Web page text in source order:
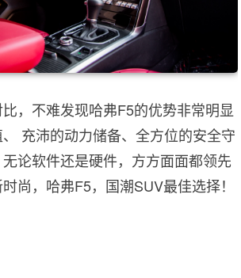
，不难发现哈弗F5的优势非常明显
充沛的动力储备、全方位的安全守
论软件还是硬件，方方面面都领先
尚，哈弗F5，国潮SUV最佳选择！